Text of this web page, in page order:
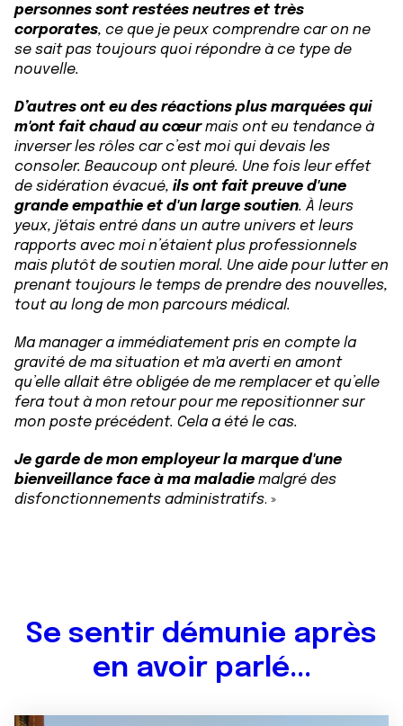
personnes sont restées neutres et très
corporates, ce que je peux comprendre car on ne
se sait pas toujours quoi répondre à ce type de
nouvelle.
D’autres ont eu des réactions plus marquées qui
m'ont fait chaud au cœurmais ont eu tendance à
inverser les rôles car c’est moi qui devais les
consoler. Beaucoup ont pleuré. Une fois leur effet
de sidération évacué, ils ont fait preuve d'une
grande empathie et d'un large soutien. À leurs
yeux, j'étais entré dans un autre univers et leurs
rapports avec moi n’étaient plus professionnels
mais plutôt de soutien moral. Une aide pour lutter en
prenant toujours le temps de prendre des nouvelles,
tout au long de mon parcours médical.
Ma manager a immédiatement pris en compte la
gravité de ma situation et m'a averti en amont
qu’elle allait être obligée de me remplacer et qu’elle
fera tout à mon retour pour me repositionner sur
mon poste précédent. Cela a été le cas.
Je garde de mon employeur la marque d'une
bienveillance face à ma maladie malgré des
disfonctionnements administratifs. »
Se sentir démunie après
en avoir parlé...